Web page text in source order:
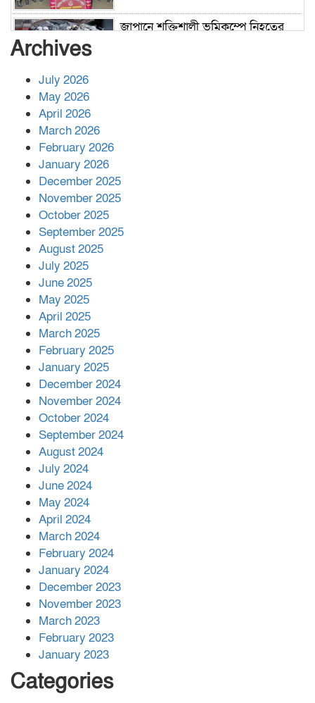
জাপানে শক্তিশালী ভূমিকম্পে নিহতের
পর ফোন তারেক রহমানের,গ্যাস সঙ্কট
সহায়তা দিলেন সাচিং প্রু জেরী
Archives
July 2026
May 2026
April 2026
March 2026
February 2026
January 2026
December 2025
November 2025
October 2025
September 2025
August 2025
July 2025
June 2025
May 2025
April 2025
March 2025
February 2025
January 2025
December 2024
November 2024
October 2024
September 2024
August 2024
July 2024
June 2024
May 2024
April 2024
March 2024
February 2024
January 2024
December 2023
November 2023
March 2023
February 2023
January 2023
Categories